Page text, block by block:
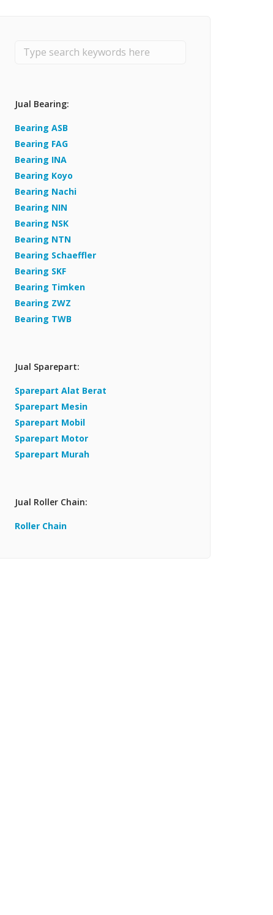
Bearing TWB
Jual Bearing:
Bearing ASB
Bearing FAG
Bearing INA
Bearing Koyo
Bearing Nachi
Bearing NIN
Bearing NSK
Bearing NTN
Bearing Schaeffler
Bearing SKF
Bearing Timken
Bearing ZWZ
Bearing TWB
Jual Sparepart:
Sparepart Alat Berat
Sparepart Mesin
Sparepart Mobil
Sparepart Motor
Sparepart Murah
Jual Roller Chain:
Roller Chain